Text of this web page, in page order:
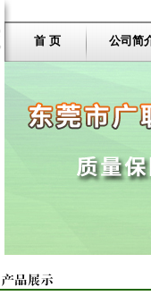
首 页 公司简